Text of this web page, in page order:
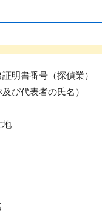
明書番号（探偵業）
び代表者の氏名）
地